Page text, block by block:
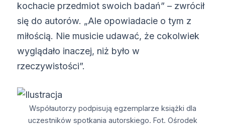
kochacie przedmiot swoich badań” – zwrócił
się do autorów. „Ale opowiadacie o tym z
miłością. Nie musicie udawać, że cokolwiek
wyglądało inaczej, niż było w
rzeczywistości”.
Współautorzy podpisują egzemplarze książki dla
uczestników spotkania autorskiego. Fot. Ośrodek